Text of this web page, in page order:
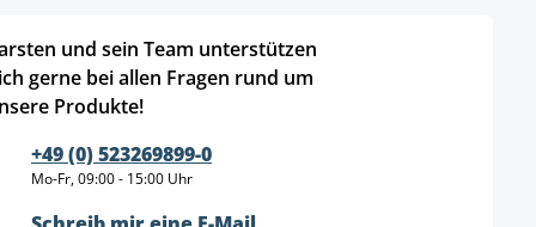
und sein Team unterstützen
gerne bei allen Fragen rund um
Produkte!
+49 (0) 523269899-0
Mo-Fr, 09:00 - 15:00 Uhr